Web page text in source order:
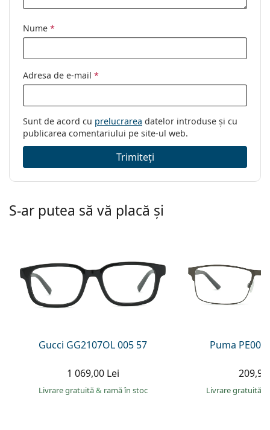
Brand:
Oakley
Cod:
0OX8076 807603 56
Nume *
Adresa de e-mail *
Sunt de acord cu prelucrarea datelor introduse și cu
publicarea comentariului pe site-ul web.
Trimiteți
S-ar putea să vă placă și
Gucci GG2107OL 005 57
1 069,00 Lei
Livrare gratuită& ramă în stoc
Puma
Livrare gratuită